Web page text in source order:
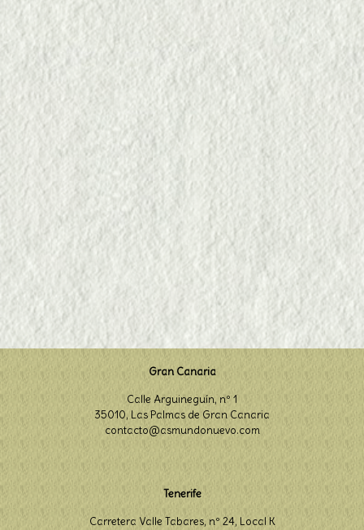
Gran Canaria
Calle Arguineguín, nº 1
35010, Las Palmas de Gran Canaria
contacto@asmundonuevo.com
Tenerife
Carretera Valle Tabares, nº 24, Local K